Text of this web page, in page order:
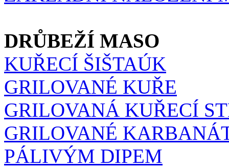
DRŮBEŽÍ MASO
KUŘECÍ ŠIŠTAÚK
GRILOVANÉ KUŘE
GRILOVANÁ KUŘECÍ
GRILOVANÉ
PÁLIVÝM DIPEM